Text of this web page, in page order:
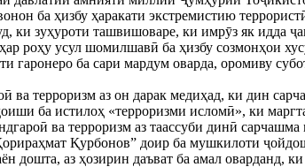
ба ҳизбу ҳаракати экстремистию
ки зуҳуроти ташвишоваре, ки имрӯз як идда
роҳу усул шомилшавӣ ба ҳизбу созмонҳои
гаронеро ба сари мардум оварда, оромиву
ва терроризм аз он дарак медиҳад, ки дин
ба истилоҳ «терроризми исломӣ», ки
ва терроризм аз таассуби динӣ сарчашма
Қурбонов” доир ба мушкилоти
дошта, аз ҳозирин даъват ба амал оварданд,